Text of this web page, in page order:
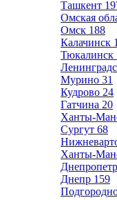
Ташкент
Омская
Омск 188
Калачинск 1
Тюкалинск
Мурино 31
Кудрово 24
Гатчина 20
Ханты-
Сургут 68
Ханты-
Днепр 159